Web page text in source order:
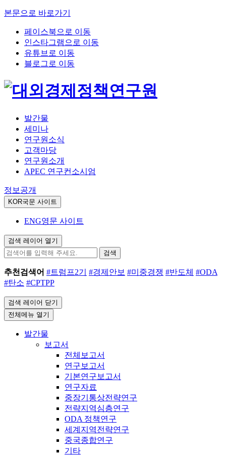
본문으로 바로가기
페이스북으로 이동
인스타그램으로 이동
유튜브로 이동
블로그로 이동
발간물
세미나
연구원소식
고객마당
연구원소개
APEC 연구컨소시엄
정보공개
KOR국문 사이트
ENG영문 사이트
검색 레이어 열기
검색
추천검색어 #트럼프2기 #경제안보 #미중경쟁 #반도체 #ODA
#탄소 #CPTPP
검색 레이어 닫기
전체메뉴 열기
발간물
보고서
전체보고서
연구보고서
기본연구보고서
연구자료
중장기통상전략연구
전략지역심층연구
ODA 정책연구
세계지역전략연구
중국종합연구
기타